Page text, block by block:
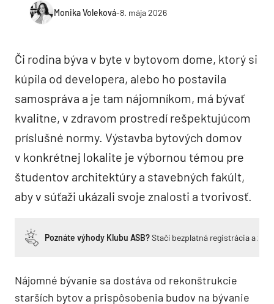
Monika Voleková-8. mája 2026
Či rodina býva v byte v bytovom dome, ktorý si
kúpila od developera, alebo ho postavila
samospráva a je tam nájomníkom, má bývať
kvalitne, v zdravom prostredí rešpektujúcom
príslušné normy. Výstavba bytových domov
v konkrétnej lokalite je výbornou témou pre
študentov architektúry a stavebných fakúlt,
aby v súťaži ukázali svoje znalosti a tvorivosť.
Poznáte výhody Klubu ASB?Stačí bezplatná registrácia a
Nájomné bývanie sa dostáva od rekonštrukcie
starších bytov a prispôsobenia budov na bývanie